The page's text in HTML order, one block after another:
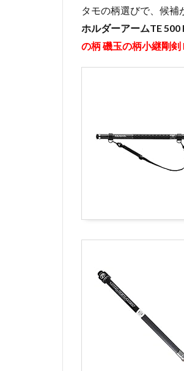
タモの柄選びで、候補
ホルダーアームTE 500
の柄 磯玉の柄小継剛剣